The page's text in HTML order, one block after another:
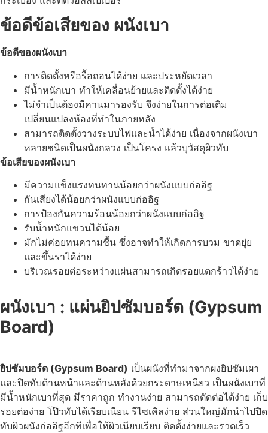
ข้อดีข้อเสียของ ผนังเบา
ข้อดีของผนังเบา
การติดตั้งหรือรื้อถอนได้ง่าย และประหยัดเวลา
มีน้ำหนักเบา ทำให้เคลื่อนย้ายและติดตั้งได้ง่าย
ไม่จำเป็นต้องมีคานมารองรับ จึงง่ายในการต่อเติม
เปลี่ยนแปลงห้องที่ทำในภายหลัง
สามารถติดตั้งวางระบบไฟและน้ำได้ง่าย เนื่องจากผนังเบา
หลายชนิดเป็นผนังกลวง เป็นโครง แล้วบุวัสดุผิวทับ
ข้อเสียของผนังเบา
มีความแข็งแรงทนทานน้อยกว่าผนังแบบก่ออิฐ
กันเสียงได้น้อยกว่าผนังแบบก่ออิฐ
การป้องกันความร้อนน้อยกว่าผนังแบบก่ออิฐ
รับน้ำหนักแขวนได้น้อย
มักไม่ค่อยทนความชื้น ซึ่งอาจทำให้เกิดการบวม ขาดยุ่ย
และขึ้นราได้ง่าย
บริเวณรอยต่อระหว่างแผ่นสามารถเกิดรอยแตกร้าวได้ง่าย
ผนังเบา : แผ่นยิปซัมบอร์ด (Gypsum
Board)
ยิปซัมบอร์ด (Gypsum Board) เป็นผนังที่ทำมาจากผงยิปซัมเผา
และปิดทับด้านหน้าและด้านหลังด้วยกระดาษเหนียว เป็นผนังเบาที่
มีน้ำหนักเบาที่สุด มีราคาถูก ทำงานง่าย สามารถตัดต่อได้ง่าย เก็บ
รอยต่อง่าย โป๊วทับได้เรียบเนียน รีไซเคิลง่าย ส่วนใหญ่มักนำไปปิด
ทับผิวผนังก่ออิฐอีกทีเพื่อให้ผิวเนียบเรียบ ติดตั้งง่ายและรวดเร็ว